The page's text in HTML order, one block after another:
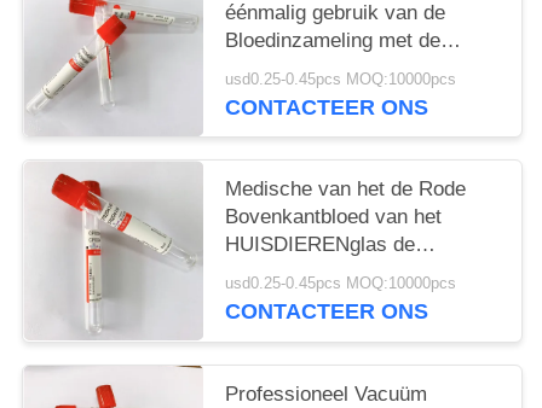
éénmalig gebruik van de
Bloedinzameling met de
Vlindernaald van de
Bloedinzameling
usd0.25-0.45pcs MOQ:10000pcs
CONTACTEER ONS
Medische van het de Rode
Bovenkantbloed van het
HUISDIERENglas de
Inzamelingsbuizen Geen
Bijkomende 1ML-10ML
usd0.25-0.45pcs MOQ:10000pcs
CONTACTEER ONS
Professioneel Vacuüm